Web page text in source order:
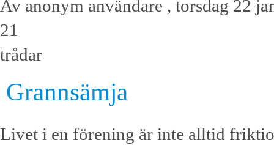
Av anonym användare , torsdag 22
21
trådar
Grannsämja
Livet i en förening är inte alltid